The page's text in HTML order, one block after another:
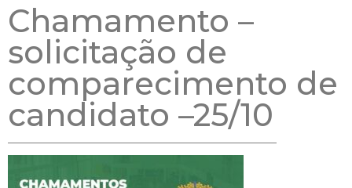
Chamamento –
solicitação de
comparecimento de
candidato –25/10